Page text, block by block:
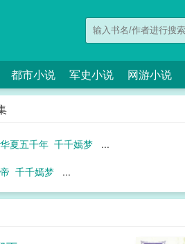
都市小说 军史小说 网游小说
夏五千年 千千嫣梦
...
千千嫣梦 ...